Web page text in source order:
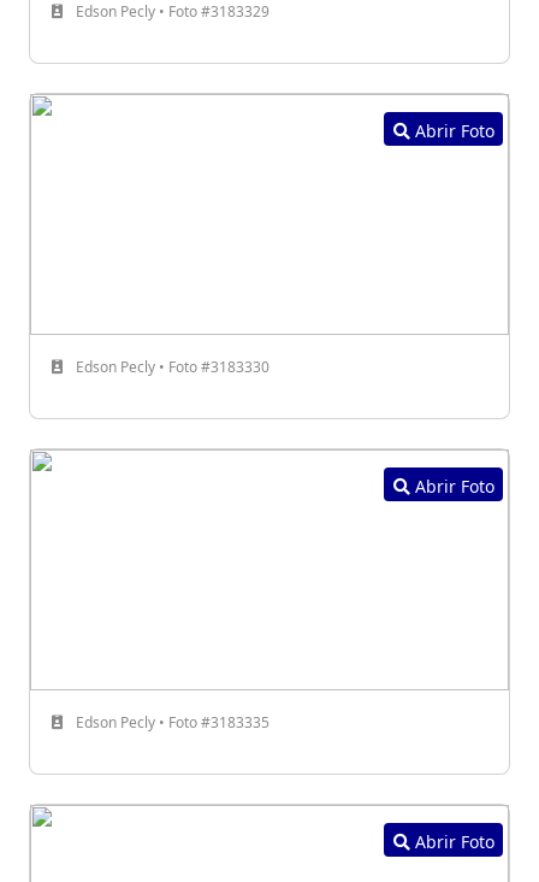
Edson Pecly • Foto #3183329
Abrir Foto
Edson Pecly • Foto #3183330
Abrir Foto
Edson Pecly • Foto #3183335
Abrir Foto